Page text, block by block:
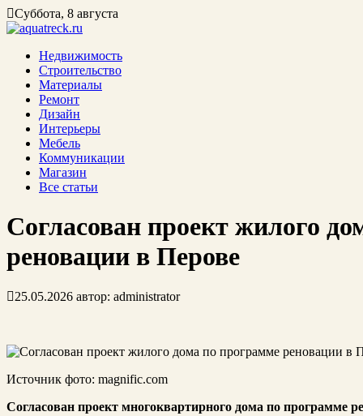
Суббота, 8 августа
Недвижимость
Строительство
Материалы
Ремонт
Дизайн
Интерьеры
Мебель
Коммуникации
Магазин
Все статьи
Cогласован проект жилого
реновации в Перове
25.05.2026 автор: administrator
Источник фото: magnific.com
Согласован проект многоквартирного дома по программе